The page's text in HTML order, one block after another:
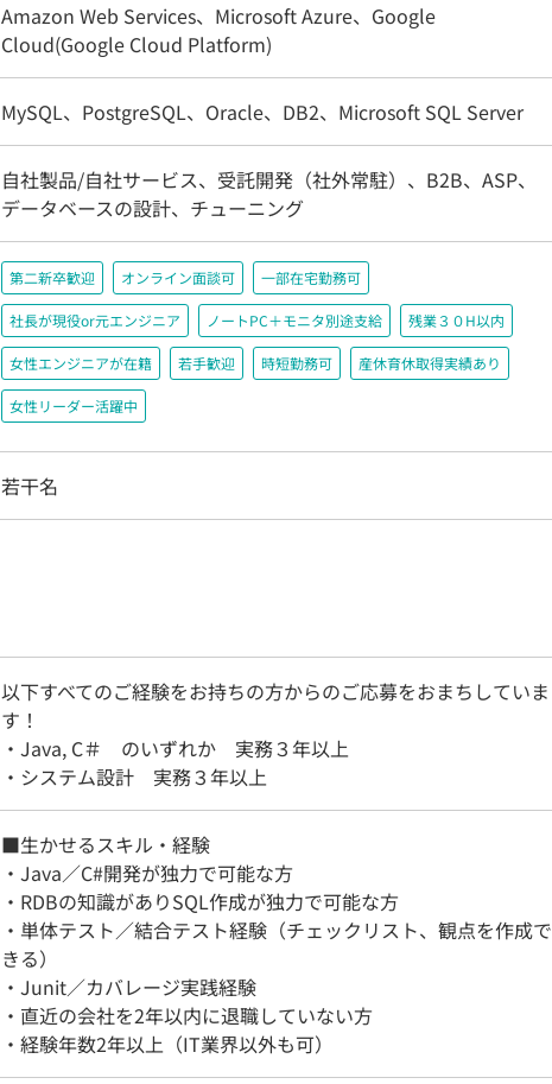
Amazon Web Services、Microsoft Azure、Google
Cloud(Google Cloud Platform)
MySQL、PostgreSQL、Oracle、DB2、Microsoft SQL Server
自社製品/自社サービス、受託開発（社外常駐）、B2B、ASP、
データベースの設計、チューニング
第二新卒歓迎 オンライン面談可 一部在宅勤務可
社長が現役or元エンジニア ノートPC＋モニタ別途支給 残業３０H以内
女性エンジニアが在籍 若手歓迎 時短勤務可 産休育休取得実績あり
女性リーダー活躍中
若干名
以下すべてのご経験をお持ちの方からのご応募をおまちしていま
す！
・Java, C＃ のいずれか 実務３年以上
・システム設計 実務３年以上
■生かせるスキル・経験
・Java／C#開発が独力で可能な方
・RDBの知識がありSQL作成が独力で可能な方
・単体テスト／結合テスト経験（チェックリスト、観点を作成で
きる）
・Junit／カバレージ実践経験
・直近の会社を2年以内に退職していない方
・経験年数2年以上（IT業界以外も可）